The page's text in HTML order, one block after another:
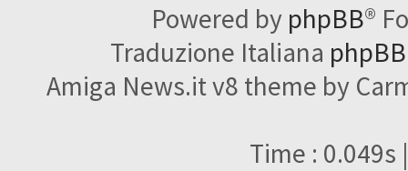
Powered by phpBB®
Traduzione Italiana
Amiga News.it v8 theme by
Time : 0.049s